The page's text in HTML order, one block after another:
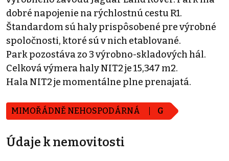
dobré napojenie na rýchlostnú cestu R1.
Štandardom sú haly prispôsobené pre výrobné
spoločnosti, ktoré sú v nich etablované.
Park pozostáva zo 3 výrobno-skladových hál.
Celková výmera haly NIT2 je 15,347 m2.
Hala NIT2 je momentálne plne prenajatá.
MIMOŘÁDNĚ NEHOSPODÁRNÁ G
Údaje k nemovitosti